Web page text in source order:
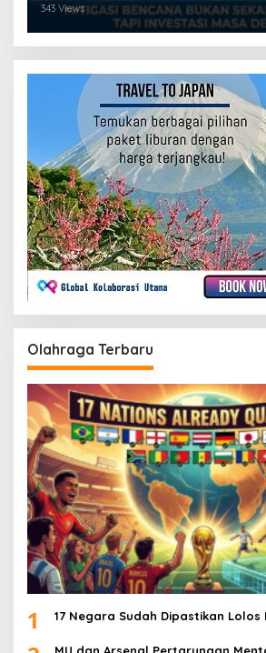
343 Views
Olahraga Terbaru
1 17 Negara Sudah Dipastikan Lolos
MU dan Arsenal Pertarungan